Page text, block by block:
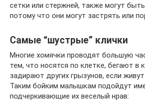
сетки или стержней, также могут
потому что они могут застрять или
Самые “шустрые” клички
Многие хомячки проводят большую
тем, что носятся по клетке, бегают в
задирают других грызунов, если
Таким бойким малышкам подойдут
подчеркивающие их веселый нрав: